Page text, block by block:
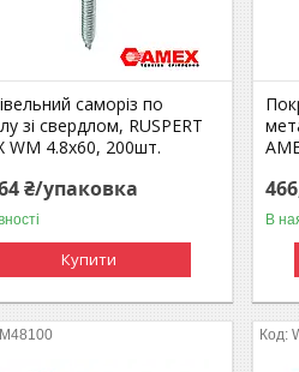
саморіз по
зі свердлом, RUSPERT
WM 4.8x60, 200шт.
₴/упаковка
Купити
В